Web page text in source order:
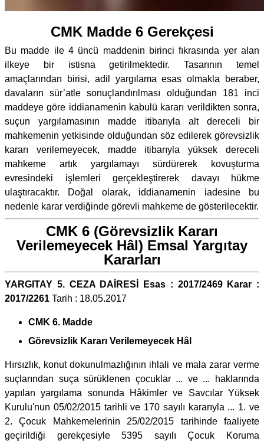
CMK Madde 6 Gerekçesi
Bu madde ile 4 üncü maddenin birinci fıkrasında yer alan
ilkeye bir istisna getirilmektedir. Tasarının temel
amaçlarından birisi, adil yargılama esas olmakla beraber,
davaların sür’atle sonuçlandırılması olduğundan 181 inci
maddeye göre iddianamenin kabulü kararı verildikten sonra,
suçun yargılamasının madde itibarıyla alt dereceli bir
mahkemenin yetkisinde olduğundan söz edilerek görevsizlik
kararı verilemeyecek, madde itibarıyla yüksek dereceli
mahkeme artık yargılamayı sürdürerek kovuşturma
evresindeki işlemleri gerçekleştirerek davayı hükme
ulaştıracaktır. Doğal olarak, iddianamenin iadesine bu
nedenle karar verdiğinde görevli mahkeme de gösterilecektir.
CMK 6 (Görevsizlik Kararı
Verilemeyecek Hâl) Emsal Yargıtay
Kararları
YARGITAY 5. CEZA DAİRESİ Esas : 2017/2469 Karar :
2017/2261 Tarih : 18.05.2017
CMK 6. Madde
Görevsizlik Kararı Verilemeyecek Hâl
Hırsızlık, konut dokunulmazlığının ihlali ve mala zarar verme
suçlarından suça sürüklenen çocuklar ... ve ... haklarında
yapılan yargılama sonunda Hâkimler ve Savcılar Yüksek
Kurulu'nun 05/02/2015 tarihli ve 170 sayılı kararıyla ... 1. ve
2. Çocuk Mahkemelerinin 25/02/2015 tarihinde faaliyete
geçirildiği gerekçesiyle 5395 sayılı Çocuk Koruma